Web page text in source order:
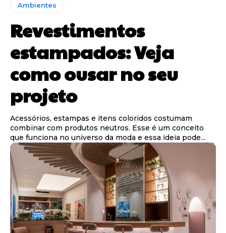
Ambientes
Revestimentos
estampados: Veja
como ousar no seu
projeto
Acessórios, estampas e itens coloridos costumam
combinar com produtos neutros. Esse é um conceito
que funciona no universo da moda e essa ideia pode...